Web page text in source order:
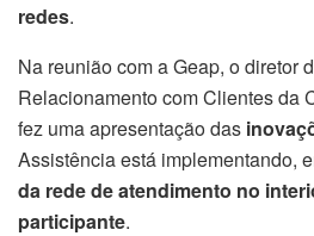
redes.
Na reunião com a Geap, o diretor
Relacionamento com Clientes da
fez uma apresentação das
Assistência está implementando,
da rede de atendimento no
participante.